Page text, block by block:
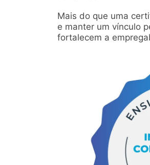
Mais do que uma
e manter um vínculo
fortalecem a